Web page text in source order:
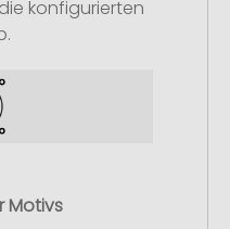
konfigurierten
Motivs